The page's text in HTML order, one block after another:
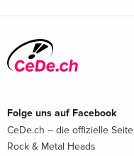
Folge uns auf Facebook
CeDe.ch – die offizielle Seite
Rock & Metal Heads